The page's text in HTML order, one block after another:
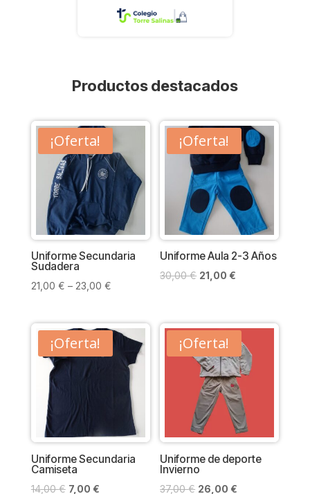
Productos destacados
¡Oferta!
Uniforme Secundaria
Sudadera
21,00 € – 23,00 €
¡Oferta!
Uniforme Aula 2-3 Años
30,00€ El
era:
30,00 €.
21,00 €
es:
21,00 €.
¡Oferta!
Uniforme Secundaria
Camiseta
14,00€ El
7,00 €El
¡Oferta!
Uniforme de deporte
Invierno
37,00€ El
26,00 €